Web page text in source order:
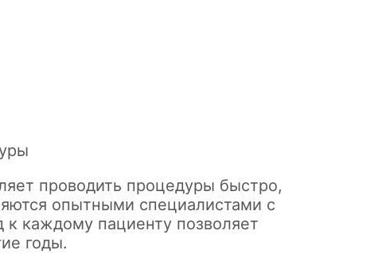
проводить процедуры быстро,
опытными специалистами с
каждому пациенту позволяет
годы.